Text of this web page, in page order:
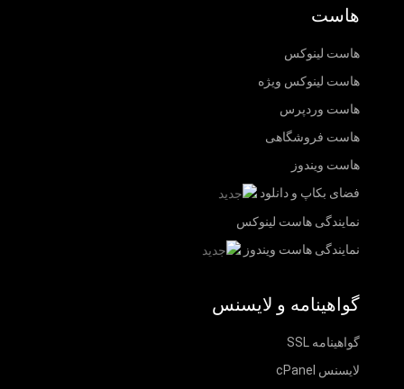
هاست
هاست لینوکس
هاست لینوکس ویژه
هاست وردپرس
هاست فروشگاهی
هاست ویندوز
فضای بکاپ و دانلود
نمایندگی هاست لینوکس
نمایندگی هاست ویندوز
گواهینامه و لایسنس
گواهینامه SSL
لایسنس cPanel